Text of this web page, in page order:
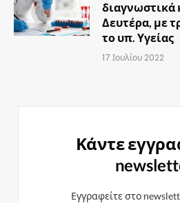
διαγνωστικά
Δευτέρα, με
το υπ. Υγείας
17 Ιουλίου 2022
Κάντε
Εγγραφείτε στο